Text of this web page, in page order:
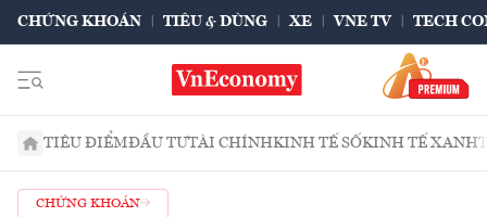
CHỨNG KHOÁN TIÊU & DÙNG XE VNE TV TECH
TIÊU ĐIỂMĐẦU TƯTÀI CHÍNHKINH TẾ SỐKINH TẾ XANH
CHỨNG KHOÁN